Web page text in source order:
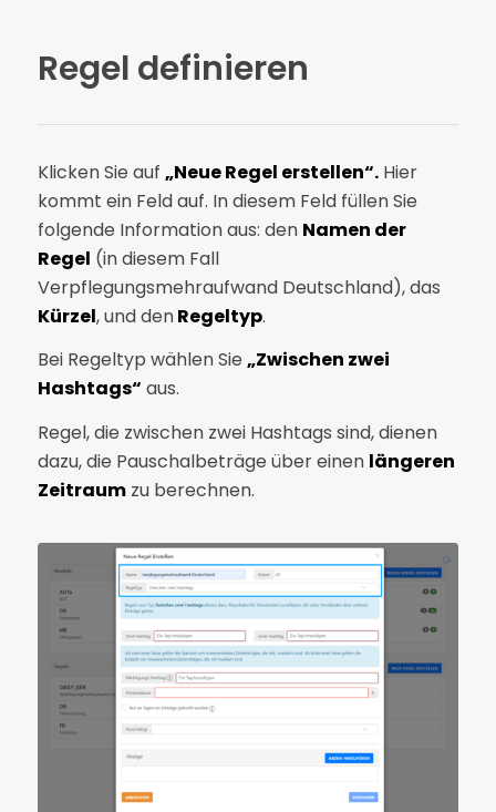
Regel definieren
Klicken Sie auf „Neue Regel erstellen“.Hier
kommt ein Feld auf. In diesem Feld füllen Sie
folgende Information aus: den Namen der
Regel (in diesem Fall
Verpflegungsmehraufwand Deutschland), das
Kürzel, und denRegeltyp.
Bei Regeltyp wählen Sie „Zwischen zwei
Hashtags“ aus.
Regel, die zwischen zwei Hashtags sind, dienen
dazu, die Pauschalbeträge über einen längeren
Zeitraumzu berechnen.